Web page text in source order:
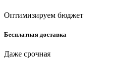
Оптимизируем бюджет
Бесплатная доставка
Даже срочная